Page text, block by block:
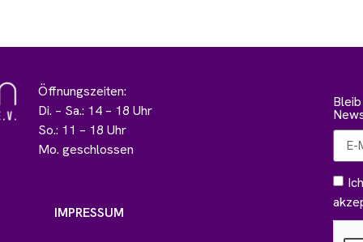
Öffnungszeiten:
Di. – Sa.: 14 – 18 Uhr
So.: 11 – 18 Uhr
Mo. geschlossen
IMPRESSUM